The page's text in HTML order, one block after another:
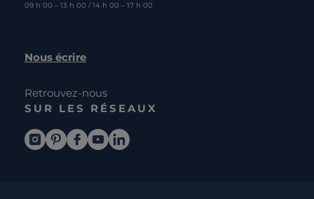
09 h 00 – 13 h 00 / 14 h 00 – 17 h 00
Nous écrire
Retrouvez-nous
SUR LES RÉSEAUX